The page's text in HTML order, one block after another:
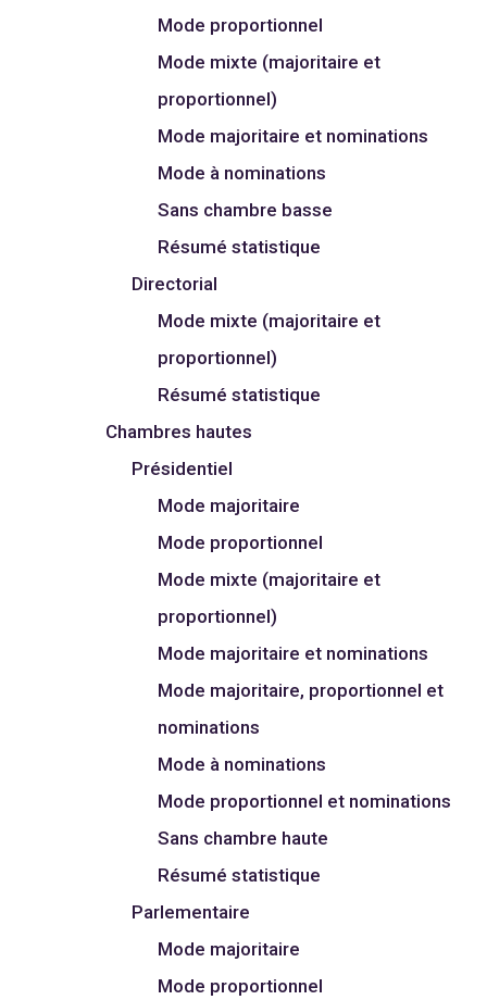
Mode proportionnel
Mode mixte (majoritaire et
proportionnel)
Mode majoritaire et nominations
Mode à nominations
Sans chambre basse
Résumé statistique
Directorial
Mode mixte (majoritaire et
proportionnel)
Résumé statistique
Chambres hautes
Présidentiel
Mode majoritaire
Mode proportionnel
Mode mixte (majoritaire et
proportionnel)
Mode majoritaire et nominations
Mode majoritaire, proportionnel et
nominations
Mode à nominations
Mode proportionnel et nominations
Sans chambre haute
Résumé statistique
Parlementaire
Mode majoritaire
Mode proportionnel